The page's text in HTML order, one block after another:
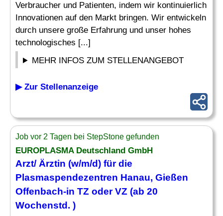
Verbraucher und Patienten, indem wir kontinuierlich
Innovationen auf den Markt bringen. Wir entwickeln
durch unsere große Erfahrung und unser hohes
technologisches [...]
MEHR INFOS ZUM STELLENANGEBOT
▶ Zur Stellenanzeige
Job vor 2 Tagen bei StepStone gefunden
EUROPLASMA Deutschland GmbH
Arzt/ Ärztin (w/m/d) für die
Plasmaspendezentren Hanau, Gießen
Offenbach-in TZ oder VZ (ab 20
Wochenstd. )